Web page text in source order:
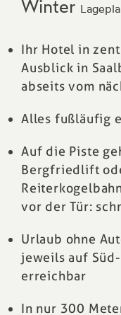
Winter
Ihr Hotel in
Ausblick in
abseits vom
Alles fußläufig
Auf die Piste
Bergfriedlift
vor der Tür:
Urlaub ohne
jeweils auf
erreichbar
In nur 300